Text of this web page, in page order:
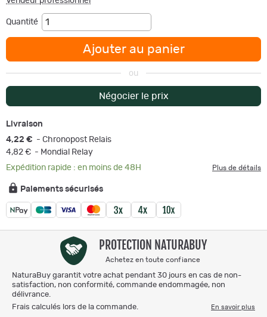
Quantité
Ajouter au panier
ou
Négocier le prix
Livraison
4,22 € - Chronopost Relais
4,82 € - Mondial Relay
Expédition rapide : en moins de 48H
Plus de détails
Paiements sécurisés
PROTECTION NATURABUY
Achetez en toute confiance
NaturaBuy garantit votre achat pendant 30 jours en cas de non-
satisfaction, non conformité, commande endommagée, non
délivrance.
Frais calculés lors de la commande.
En savoir plus